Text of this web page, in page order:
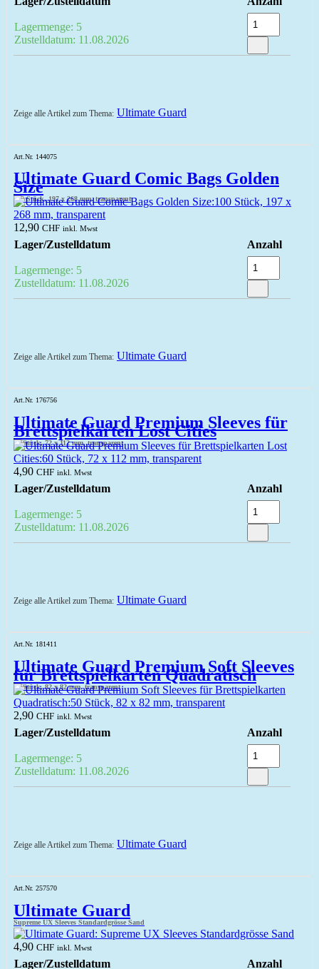
Lagermenge: 5
Zustelldatum: 11.08.2026
Zeige alle Artikel zum Thema: Ultimate Guard
Art.Nr. 144075
Ultimate Guard Comic Bags Golden
Size
100 Stück, 197 x 268 mm, transparent
12,90 CHF inkl. Mwst
Lager/Zustelldatum Anzahl
Lagermenge: 5
Zustelldatum: 11.08.2026
Zeige alle Artikel zum Thema: Ultimate Guard
Art.Nr. 176756
Ultimate Guard Premium Sleeves für
Brettspielkarten Lost Cities
60 Stück, 72 x 112 mm, transparent
4,90 CHF inkl. Mwst
Lager/Zustelldatum Anzahl
Lagermenge: 5
Zustelldatum: 11.08.2026
Zeige alle Artikel zum Thema: Ultimate Guard
Art.Nr. 181411
Ultimate Guard Premium Soft Sleeves
für Brettspielkarten Quadratisch
50 Stück, 82 x 82 mm, transparent
2,90 CHF inkl. Mwst
Lager/Zustelldatum Anzahl
Lagermenge: 5
Zustelldatum: 11.08.2026
Zeige alle Artikel zum Thema: Ultimate Guard
Art.Nr. 257570
Ultimate Guard
Supreme UX Sleeves Standardgrösse Sand
4,90 CHF inkl. Mwst
Lager/Zustelldatum Anzahl